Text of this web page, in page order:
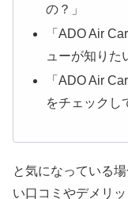
の？」
「ADO Air
ューが知りた
「ADO Air
をチェックし
と気になっている
い口コミやデメリ